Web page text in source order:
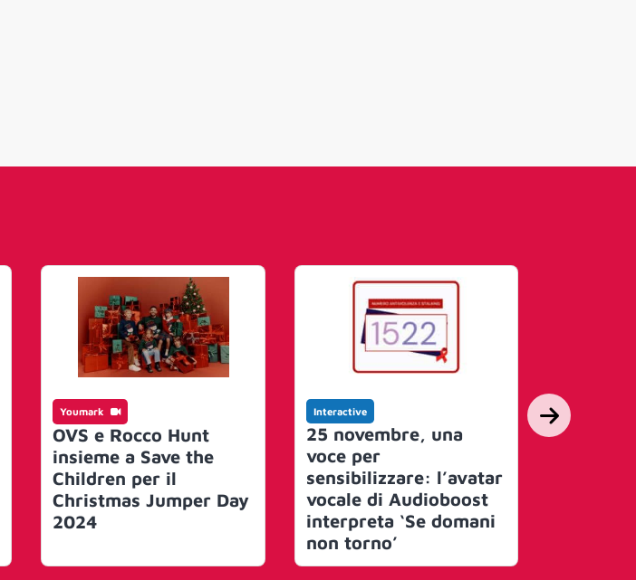
Youmark
OVS e Rocco Hunt
insieme a Save the
Children per il
Christmas Jumper Day
2024
Interactive
25 novembre, una
voce per
sensibilizzare: l’avatar
vocale di Audioboost
interpreta ‘Se domani
non torno’
Interactive
CAME